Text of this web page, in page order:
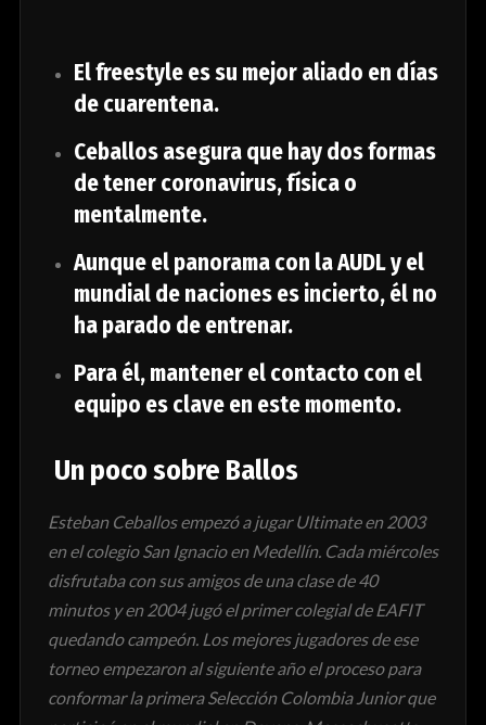
El freestyle es su mejor aliado en días
de cuarentena.
Ceballos asegura que hay dos formas
de tener coronavirus, física o
mentalmente.
Aunque el panorama con la AUDL y el
mundial de naciones es incierto, él no
ha parado de entrenar.
Para él, mantener el contacto con el
equipo es clave en este momento.
Un poco sobre Ballos
Esteban Ceballos empezó a jugar Ultimate en 2003
en el colegio San Ignacio en Medellín. Cada miércoles
disfrutaba con sus amigos de una clase de 40
minutos y en 2004 jugó el primer colegial de EAFIT
quedando campeón. Los mejores jugadores de ese
torneo empezaron al siguiente año el proceso para
conformar la primera Selección Colombia Junior que